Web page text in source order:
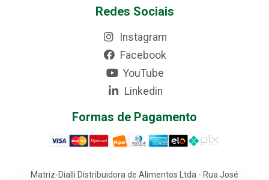
Redes Sociais
Instagram
Facebook
YouTube
Linkedin
Formas de Pagamento
Matriz-Dialli Distribuidora de Alimentos Ltda - Rua José